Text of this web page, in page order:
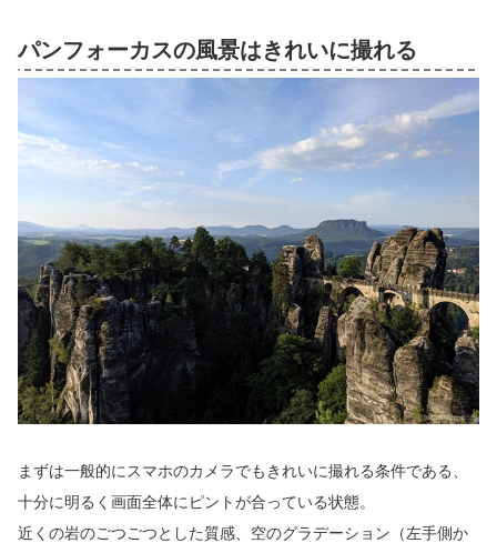
パンフォーカスの風景はきれいに撮れる
まずは一般的にスマホのカメラでもきれいに撮れる条件である、
十分に明るく画面全体にピントが合っている状態。
近くの岩のごつごつとした質感、空のグラデーション（左手側か